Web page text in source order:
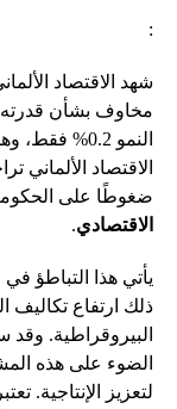
:
مخاوف بشأن قدرته
النمو 0.2%
الاقتصاد الألماني
ضغوطًا على
الاقتصادي.
يأتي هذا التباطؤ
ذلك ارتفاع تكاليف
البيروقراطية.
الضوء على هذه
لتعزيز الإنتاجية.